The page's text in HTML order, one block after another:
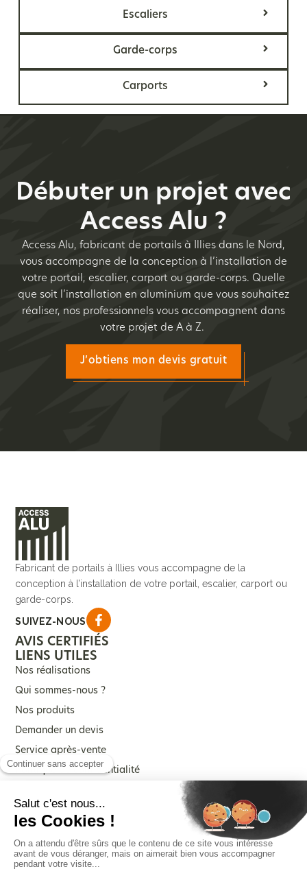
Escaliers
Garde-corps
Carports
Débuter un projet avec
Access Alu ?
Access Alu, fabricant de portails à Illies dans le Nord,
vous accompagne de la conception à l’installation de
votre portail, escalier, carport ou garde-corps. Quelle
que soit l’installation en aluminium que vous souhaitez
réaliser, nos professionnels vous accompagnent dans
votre projet de A à Z.
J’obtiens mon devis gratuit
Fabricant de portails à Illies vous accompagne de la
conception à l’installation de votre portail, escalier, carport ou
garde-corps.
SUIVEZ-NOUS
NOS PRODUITS
Portails
Escalier
Aménagements exterieur
LIENS UTILES
Nos réalisations
Qui sommes-nous ?
Nos produits
Demander un devis
Service après-vente
Politique de confidentialité
AVIS CERTIFIÉS